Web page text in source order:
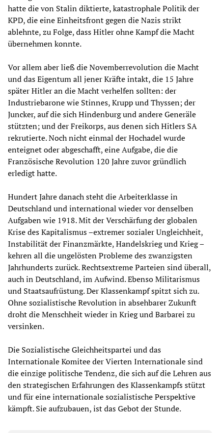
hatte die von Stalin diktierte, katastrophale Politik der
KPD, die eine Einheitsfront gegen die Nazis strikt
ablehnte, zu Folge, dass Hitler ohne Kampf die Macht
übernehmen konnte.
Vor allem aber ließ die Novemberrevolution die Macht
und das Eigentum all jener Kräfte intakt, die 15 Jahre
später Hitler an die Macht verhelfen sollten: der
Industriebarone wie Stinnes, Krupp und Thyssen; der
Juncker, auf die sich Hindenburg und andere Generäle
stützten; und der Freikorps, aus denen sich Hitlers SA
rekrutierte. Noch nicht einmal der Hochadel wurde
enteignet oder abgeschafft, eine Aufgabe, die die
Französische Revolution 120 Jahre zuvor gründlich
erledigt hatte.
Hundert Jahre danach steht die Arbeiterklasse in
Deutschland und international wieder vor denselben
Aufgaben wie 1918. Mit der Verschärfung der globalen
Krise des Kapitalismus –extremer sozialer Ungleichheit,
Instabilität der Finanzmärkte, Handelskrieg und Krieg –
kehren all die ungelösten Probleme des zwanzigsten
Jahrhunderts zurück. Rechtsextreme Parteien sind überall,
auch in Deutschland, im Aufwind. Ebenso Militarismus
und Staatsaufrüstung. Der Klassenkampf spitzt sich zu.
Ohne sozialistische Revolution in absehbarer Zukunft
droht die Menschheit wieder in Krieg und Barbarei zu
versinken.
Die Sozialistische Gleichheitspartei und das
Internationale Komitee der Vierten Internationale sind
die einzige politische Tendenz, die sich auf die Lehren aus
den strategischen Erfahrungen des Klassenkampfs stützt
und für eine internationale sozialistische Perspektive
kämpft. Sie aufzubauen, ist das Gebot der Stunde.